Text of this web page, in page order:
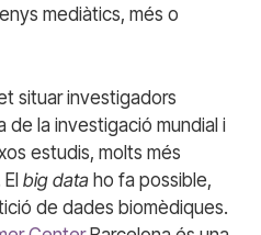
mediàtics, més o
situar investigadors
de la investigació mundial i
estudis, molts més
big data ho fa possible,
de dades biomèdiques.